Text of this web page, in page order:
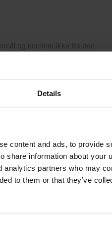
Details
content and ads, to provide
share information about your
analytics partners who may
to them or that they’ve
og kommer ikke fra den
og nøjagtige, kan der